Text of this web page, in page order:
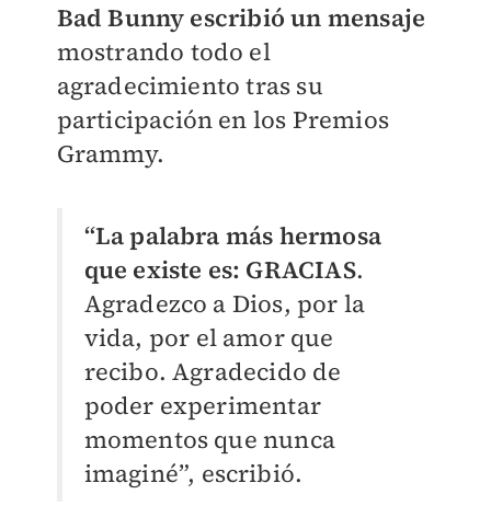
Bad Bunny escribió un mensaje
mostrando todo el
agradecimiento tras su
participación en los Premios
Grammy.
“La palabra más hermosa
que existe es: GRACIAS.
Agradezco a Dios, por la
vida, por el amor que
recibo. Agradecido de
poder experimentar
momentos que nunca
imaginé”, escribió.